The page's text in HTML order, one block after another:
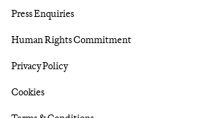
Press Enquiries
Human Rights Commitment
Privacy Policy
Cookies